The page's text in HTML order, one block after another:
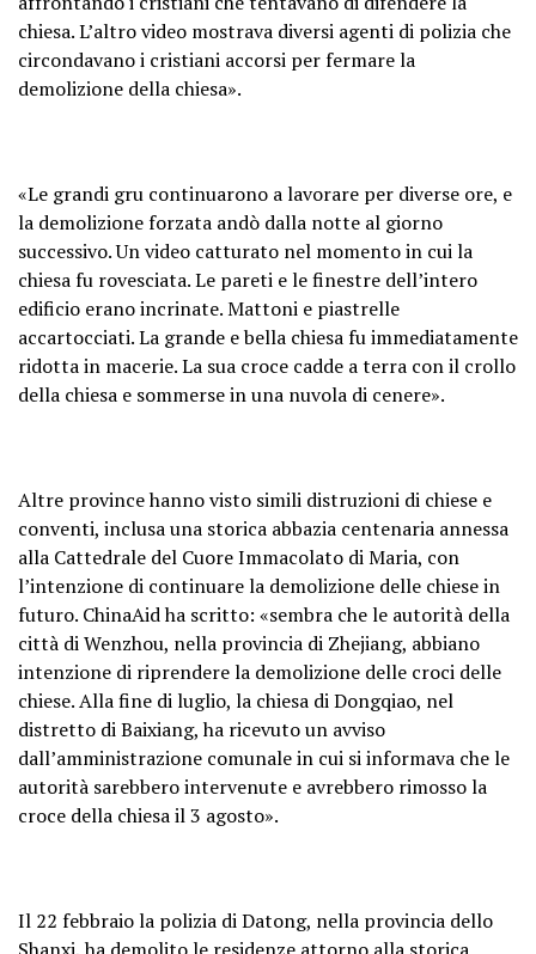
chiesa. L’altro video mostrava diversi agenti di polizia che
circondavano i cristiani accorsi per fermare la
demolizione della chiesa».
«Le grandi gru continuarono a lavorare per diverse ore, e
la demolizione forzata andò dalla notte al giorno
successivo. Un video catturato nel momento in cui la
chiesa fu rovesciata. Le pareti e le finestre dell’intero
edificio erano incrinate. Mattoni e piastrelle
accartocciati. La grande e bella chiesa fu immediatamente
ridotta in macerie. La sua croce cadde a terra con il crollo
della chiesa e sommerse in una nuvola di cenere».
Altre province hanno visto simili distruzioni di chiese e
conventi, inclusa una storica abbazia centenaria annessa
alla Cattedrale del Cuore Immacolato di Maria, con
l’intenzione di continuare la demolizione delle chiese in
futuro. ChinaAid ha scritto: «sembra che le autorità della
città di Wenzhou, nella provincia di Zhejiang, abbiano
intenzione di riprendere la demolizione delle croci delle
chiese. Alla fine di luglio, la chiesa di Dongqiao, nel
distretto di Baixiang, ha ricevuto un avviso
dall’amministrazione comunale in cui si informava che le
autorità sarebbero intervenute e avrebbero rimosso la
croce della chiesa il 3 agosto».
Il 22 febbraio la polizia di Datong, nella provincia dello